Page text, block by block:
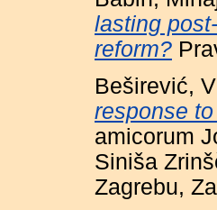
lasting
reform?
Beširević,
response
amicorum
Siniša
Zagrebu,